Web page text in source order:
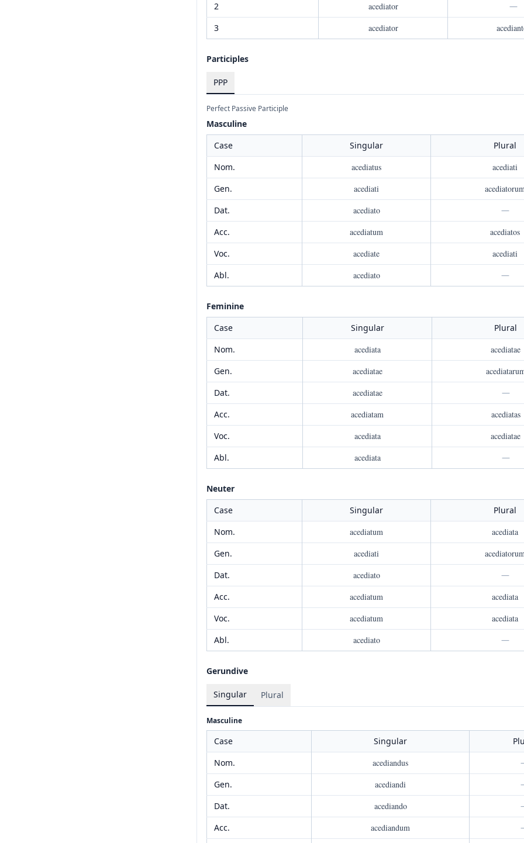
2
acediator
—
3
acediator
Participles
PPP
Perfect Passive Participle
Masculine
Case
Singular
Plural
Nom.
acediatus
acediati
Gen.
acediati
Dat.
acediato
—
Acc.
acediatum
acediatos
Voc.
acediate
acediati
Abl.
acediato —
Feminine
Case
Singular
Plural
Nom.
acediata
acediatae
Gen.
acediatae
Dat.
acediatae
—
Acc.
acediatam
acediatas
Voc.
acediata
acediatae
Abl.
acediata —
Neuter
Case
Singular
Plural
Nom.
acediatum
acediata
Gen.
acediati
Dat.
acediato
—
Acc.
acediatum
acediata
Voc.
acediatum
acediata
Abl.
acediato —
Gerundive
Singular Plural
Masculine
Case Singular
Nom.
acediandus
Gen.
acediandi
Dat.
acediando
Acc.
acediandum